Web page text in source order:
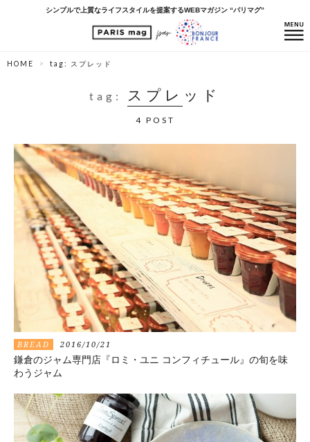
シンプルで上質なライフスタイルを提案するWEBマガジン “パリマグ”
HOME tag: スプレッド
tag: スプレッド
4 POST
BREAD 2016/10/21
鎌倉のジャム専門店『ロミ・ユニ コンフィチュール』の旬を味
わうジャム